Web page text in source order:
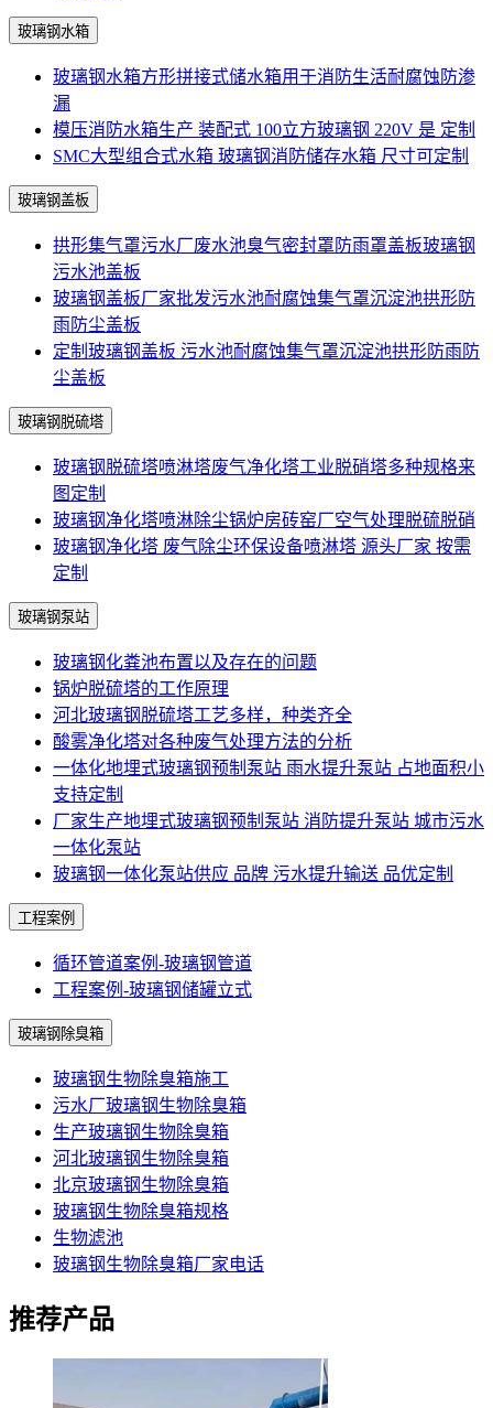
玻璃钢水箱
玻璃钢水箱方形拼接式储水箱用于消防生活耐腐蚀防渗
漏
模压消防水箱生产 装配式 100立方玻璃钢 220V 是 定制
SMC大型组合式水箱 玻璃钢消防储存水箱 尺寸可定制
玻璃钢盖板
拱形集气罩污水厂废水池臭气密封罩防雨罩盖板玻璃钢
污水池盖板
玻璃钢盖板厂家批发污水池耐腐蚀集气罩沉淀池拱形防
雨防尘盖板
定制玻璃钢盖板 污水池耐腐蚀集气罩沉淀池拱形防雨防
尘盖板
玻璃钢脱硫塔
玻璃钢脱硫塔喷淋塔废气净化塔工业脱硝塔多种规格来
图定制
玻璃钢净化塔喷淋除尘锅炉房砖窑厂空气处理脱硫脱硝
玻璃钢净化塔 废气除尘环保设备喷淋塔 源头厂家 按需
定制
玻璃钢泵站
玻璃钢化粪池布置以及存在的问题
锅炉脱硫塔的工作原理
河北玻璃钢脱硫塔工艺多样，种类齐全
酸雾净化塔对各种废气处理方法的分析
一体化地埋式玻璃钢预制泵站 雨水提升泵站 占地面积小
支持定制
厂家生产地埋式玻璃钢预制泵站 消防提升泵站 城市污水
一体化泵站
玻璃钢一体化泵站供应 品牌 污水提升输送 品优定制
工程案例
循环管道案例-玻璃钢管道
工程案例-玻璃钢储罐立式
玻璃钢除臭箱
玻璃钢生物除臭箱施工
污水厂玻璃钢生物除臭箱
生产玻璃钢生物除臭箱
河北玻璃钢生物除臭箱
北京玻璃钢生物除臭箱
玻璃钢生物除臭箱规格
生物滤池
玻璃钢生物除臭箱厂家电话
推荐产品